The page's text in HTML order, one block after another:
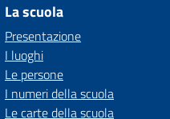
La scuola
Presentazione
I luoghi
Le persone
I numeri della scuola
Le carte della scuola